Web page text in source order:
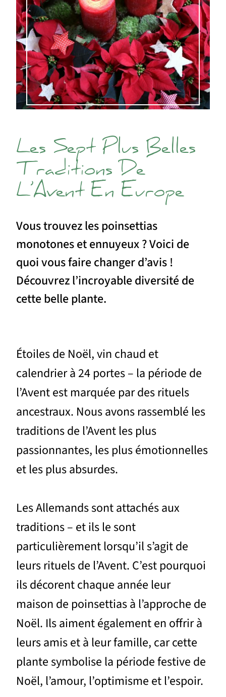
Les Sept Plus Belles
Traditions De
L’Avent En Europe
Vous trouvez les poinsettias
monotones et ennuyeux ? Voici de
quoi vous faire changer d’avis !
Découvrez l’incroyable diversité de
cette belle plante.
Étoiles de Noël, vin chaud et
calendrier à 24 portes – la période de
l’Avent est marquée par des rituels
ancestraux. Nous avons rassemblé les
traditions de l’Avent les plus
passionnantes, les plus émotionnelles
et les plus absurdes.
Les Allemands sont attachés aux
traditions – et ils le sont
particulièrement lorsqu’il s’agit de
leurs rituels de l’Avent. C’est pourquoi
ils décorent chaque année leur
maison de poinsettias à l’approche de
Noël. Ils aiment également en offrir à
leurs amis et à leur famille, car cette
plante symbolise la période festive de
Noël, l’amour, l’optimisme et l’espoir.